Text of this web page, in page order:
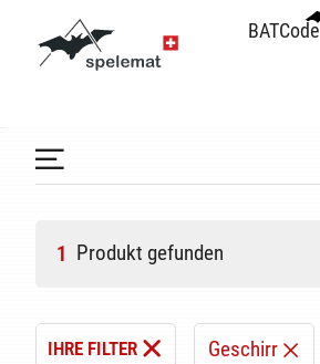
BATCode
BATCode
1 Produkt gefunden
IHRE FILTER Geschirr